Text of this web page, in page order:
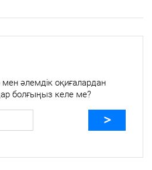
әлемдік оқиғалардан
болғыңыз келе ме?